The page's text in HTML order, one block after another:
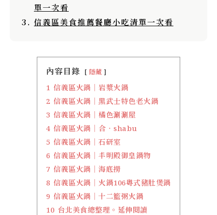
單一次看
信義區美食推薦餐廳小吃清單一次看
內容目錄 隱藏
1 信義區火鍋｜岩漿火鍋
2 信義區火鍋｜黑武士特色老火鍋
3 信義區火鍋｜橘色涮涮屋
4 信義區火鍋｜合‧shabu
5 信義區火鍋｜石研室
6 信義區火鍋｜丰明殿御皇鍋物
7 信義區火鍋｜海底撈
8 信義區火鍋｜火鍋106粵式豬肚煲鍋
9 信義區火鍋｜十二籃粥火鍋
10 台北美食總整理。延伸閱讀